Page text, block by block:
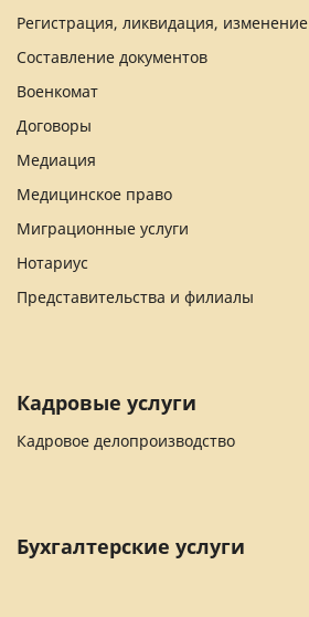
Регистрация, ликвидация, изменение
Составление документов
Военкомат
Договоры
Медиация
Медицинское право
Миграционные услуги
Нотариус
Представительства и филиалы
Кадровые услуги
Кадровое делопроизводство
Бухгалтерские услуги